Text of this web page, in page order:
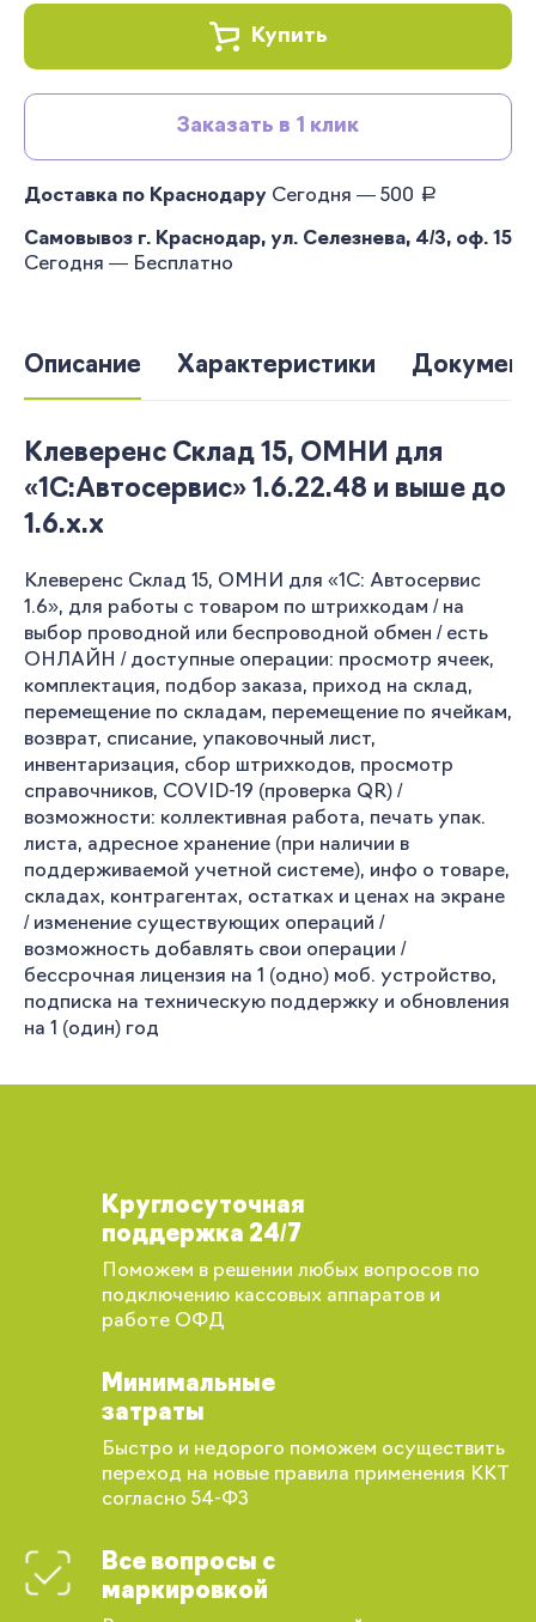
Купить
Заказать в 1 клик
Доставка по Краснодару Сегодня — 500 руб.
Самовывоз г. Краснодар, ул. Селезнева, 4/3, оф. 15
Сегодня — Бесплатно
Описание Характеристики
Клеверенс Склад 15, ОМНИ для
«1С:Автосервис» 1.6.22.48 и выше до
1.6.x.x
Клеверенс Склад 15, ОМНИ для «1С: Автосервис
1.6», для работы с товаром по штрихкодам / на
выбор проводной или беспроводной обмен / есть
ОНЛАЙН / доступные операции: просмотр ячеек,
комплектация, подбор заказа, приход на склад,
перемещение по складам, перемещение по ячейкам,
возврат, списание, упаковочный лист,
инвентаризация, сбор штрихкодов, просмотр
справочников, COVID-19 (проверка QR) /
возможности: коллективная работа, печать упак.
листа, адресное хранение (при наличии в
поддерживаемой учетной системе), инфо о товаре,
складах, контрагентах, остатках и ценах на экране
/ изменение существующих операций /
возможность добавлять свои операции /
бессрочная лицензия на 1 (одно) моб. устройство,
подписка на техническую поддержку и обновления
на 1 (один) год
Круглосуточная
поддержка 24/7
Поможем в решении любых вопросов по
подключению кассовых аппаратов и
работе ОФД
Минимальные
затраты
Быстро и недорого поможем осуществить
переход на новые правила применения ККТ
согласно 54-ФЗ
Все вопросы с
маркировкой